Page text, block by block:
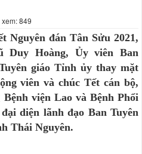
849
Nguyên đán Tân Sửu 2021,
Duy Hoàng, Ủy viên Ban
giáo Tỉnh ủy thay mặt
viên và chúc Tết cán bộ,
viện Lao và Bệnh Phổi
diện lãnh đạo Ban Tuyên
Thái Nguyên.​​​​​​​